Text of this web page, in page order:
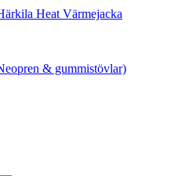
Heat Värmejacka
& gummistövlar)